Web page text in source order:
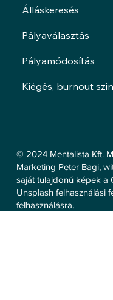
© 2024 Mentalista Kft.
Marketing Peter Bagi,
saját tulajdonú képek a
Unsplash felhasználási
felhasználásra.
Álláskeresés
Pályaválasztás
Pályamódosítás
Kiégés, burnout